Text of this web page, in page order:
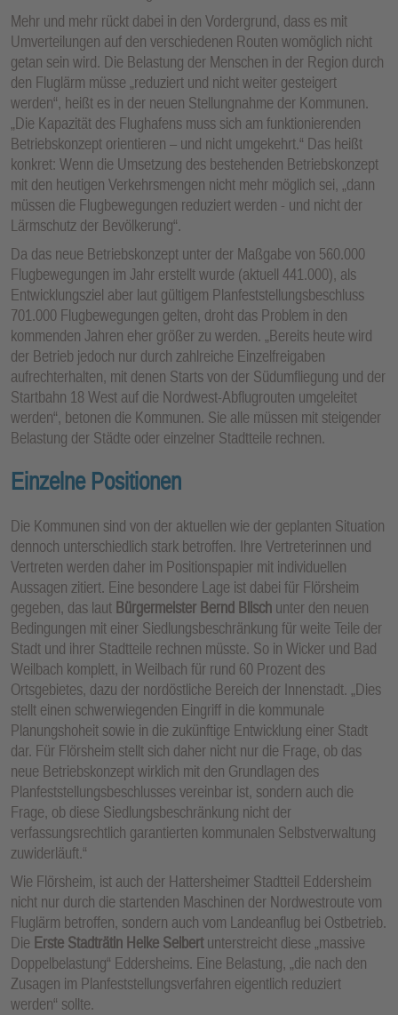
Mehr und mehr rückt dabei in den Vordergrund, dass es mit
Umverteilungen auf den verschiedenen Routen womöglich nicht
getan sein wird. Die Belastung der Menschen in der Region durch
den Fluglärm müsse „reduziert und nicht weiter gesteigert
werden“, heißt es in der neuen Stellungnahme der Kommunen.
„Die Kapazität des Flughafens muss sich am funktionierenden
Betriebskonzept orientieren – und nicht umgekehrt.“ Das heißt
konkret: Wenn die Umsetzung des bestehenden Betriebskonzept
mit den heutigen Verkehrsmengen nicht mehr möglich sei, „dann
müssen die Flugbewegungen reduziert werden - und nicht der
Lärmschutz der Bevölkerung“.
Da das neue Betriebskonzept unter der Maßgabe von 560.000
Flugbewegungen im Jahr erstellt wurde (aktuell 441.000), als
Entwicklungsziel aber laut gültigem Planfeststellungsbeschluss
701.000 Flugbewegungen gelten, droht das Problem in den
kommenden Jahren eher größer zu werden. „Bereits heute wird
der Betrieb jedoch nur durch zahlreiche Einzelfreigaben
aufrechterhalten, mit denen Starts von der Südumfliegung und der
Startbahn 18 West auf die Nordwest-Abflugrouten umgeleitet
werden“, betonen die Kommunen. Sie alle müssen mit steigender
Belastung der Städte oder einzelner Stadtteile rechnen.
Einzelne Positionen
Die Kommunen sind von der aktuellen wie der geplanten Situation
dennoch unterschiedlich stark betroffen. Ihre Vertreterinnen und
Vertreten werden daher im Positionspapier mit individuellen
Aussagen zitiert. Eine besondere Lage ist dabei für Flörsheim
gegeben, das laut Bürgermeister Bernd Blisch unter den neuen
Bedingungen mit einer Siedlungsbeschränkung für weite Teile der
Stadt und ihrer Stadtteile rechnen müsste. So in Wicker und Bad
Weilbach komplett, in Weilbach für rund 60 Prozent des
Ortsgebietes, dazu der nordöstliche Bereich der Innenstadt. „Dies
stellt einen schwerwiegenden Eingriff in die kommunale
Planungshoheit sowie in die zukünftige Entwicklung einer Stadt
dar. Für Flörsheim stellt sich daher nicht nur die Frage, ob das
neue Betriebskonzept wirklich mit den Grundlagen des
Planfeststellungsbeschlusses vereinbar ist, sondern auch die
Frage, ob diese Siedlungsbeschränkung nicht der
verfassungsrechtlich garantierten kommunalen Selbstverwaltung
zuwiderläuft.“
Wie Flörsheim, ist auch der Hattersheimer Stadtteil Eddersheim
nicht nur durch die startenden Maschinen der Nordwestroute vom
Fluglärm betroffen, sondern auch vom Landeanflug bei Ostbetrieb.
Die Erste Stadträtin Heike Seibertunterstreicht diese „massive
Doppelbelastung“ Eddersheims. Eine Belastung, „die nach den
Zusagen im Planfeststellungsverfahren eigentlich reduziert
werden“ sollte.